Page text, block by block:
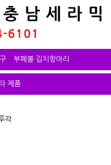
부페볼·김치항아리
제품
각